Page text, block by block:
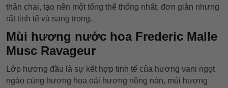
thân chai, tạo nên một tổng thể thống nhất, đơn giản nhưng
rất tinh tế và sang trọng.
Mùi hương nước hoa Frederic Malle
Musc Ravageur
Lớp hương đầu là sự kết hợp tinh tế của hương vani ngọt
ngào cùng hương hoa oải hương nồng nàn, mùi hương